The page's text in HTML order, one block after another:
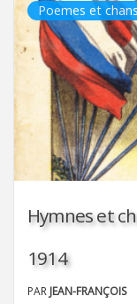
Poemes et
Hymnes et
1914
PAR JEAN-FRANÇOIS